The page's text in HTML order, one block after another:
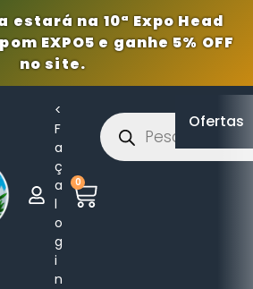
estará na 10ª Expo Head
EXPO5 e ganhe 5% OFF
no site.
<
F
a
ç
a
l
o
g
i
n
0
Ofertas